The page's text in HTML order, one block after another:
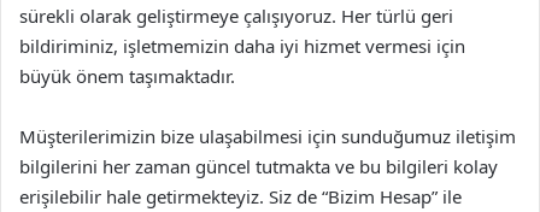
sürekli olarak geliştirmeye çalışıyoruz. Her türlü geri
bildiriminiz, işletmemizin daha iyi hizmet vermesi için
büyük önem taşımaktadır.
Müşterilerimizin bize ulaşabilmesi için sunduğumuz iletişim
bilgilerini her zaman güncel tutmakta ve bu bilgileri kolay
erişilebilir hale getirmekteyiz. Siz de “Bizim Hesap” ile